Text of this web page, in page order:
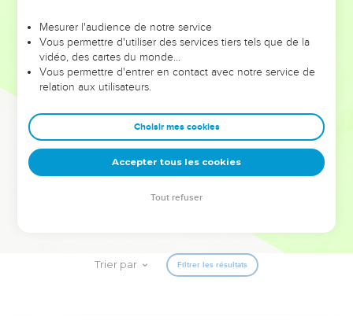
leur foi ou leur vision. Mais on voit moins les doutes, les erreurs
et les saisons difficiles qu'ils ont traversés, alors même que ce
sont elles qui les ont façonnés.
Dans cette conférence, leaders, entrepreneurs, et responsables
clés pour avancer avec plus de sagesse afin que leurs erreurs
deviennent vos tremplins. Que vous guidiez un ministère, une
équipe, un groupe ou une famille, leur expérience est faite
pour vous.
Trier par Filtrer les résultats
Mesurer l'audience de notre service
Vous permettre d'utiliser des services tiers tels que de la
vidéo, des cartes du monde…
Vous permettre d'entrer en contact avec notre service de
relation aux utilisateurs.
Choisir mes cookies
Accepter tous les cookies
Tout refuser